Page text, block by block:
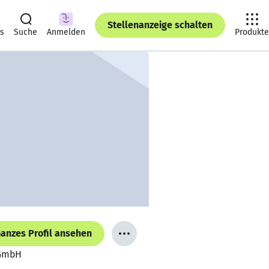
Suche Anmelden
Stellenanzeige schalten
Produkte
Profil ansehen